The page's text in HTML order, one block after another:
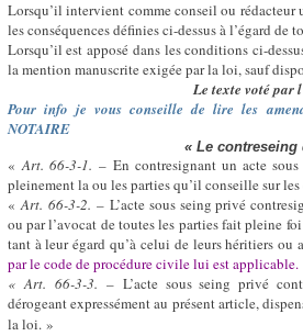
Lorsqu’il intervient comme conseil ou rédacteur
les conséquences définies ci-dessus à l’égard de
Lorsqu’il est apposé dans les conditions ci-
la mention manuscrite exigée par la loi, sauf
Le texte voté par
Pour info je vous conseille de lire les
NOTAIRE
« Le contreseing
«Art. 66-3-1. – En contresignant un acte
pleinement la ou les parties qu’il conseille sur
«Art. 66-3-2. – L’acte sous seing privé
ou par l’avocat de toutes les parties fait pleine
tant à leur égard qu’à celui de leurs héritiers ou
par le code de procédure civile lui est applicable.
« Art. 66-3-3. – L’acte sous seing privé
dérogeant expressément au présent article,
la loi. »